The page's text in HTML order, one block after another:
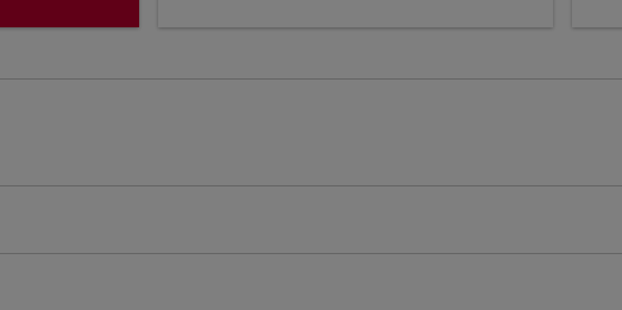
ACC–NCE: cmp-view-offers-disclaimer.
ACC–NCE: cmp-view-offers-disclaimer.
ACC–NCE: cmp-view-offers-
ACC–NCE: cmp-view-offers-
ACC–NCE: cmp-view-
ACC–NCE: cmp-view-
ACC–NCE: cmp-
ACC–NCE: